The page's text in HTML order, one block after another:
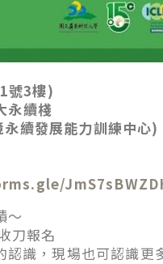
號3樓)
永續棧
續發展能力訓練中心)
～
刀報名
識，現場也可認識